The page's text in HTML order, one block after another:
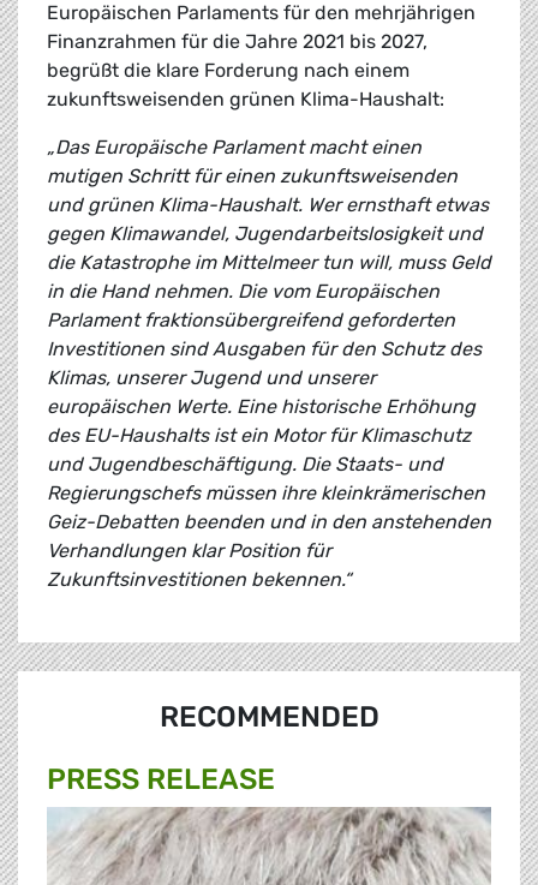
Europäischen Parlaments für den mehrjährigen
Finanzrahmen für die Jahre 2021 bis 2027,
begrüßt die klare Forderung nach einem
zukunftsweisenden grünen Klima-Haushalt:
„Das Europäische Parlament macht einen
mutigen Schritt für einen zukunftsweisenden
und grünen Klima-Haushalt. Wer ernsthaft etwas
gegen Klimawandel, Jugendarbeitslosigkeit und
die Katastrophe im Mittelmeer tun will, muss Geld
in die Hand nehmen. Die vom Europäischen
Parlament fraktionsübergreifend geforderten
Investitionen sind Ausgaben für den Schutz des
Klimas, unserer Jugend und unserer
europäischen Werte. Eine historische Erhöhung
des EU-Haushalts ist ein Motor für Klimaschutz
und Jugendbeschäftigung. Die Staats- und
Regierungschefs müssen ihre kleinkrämerischen
Geiz-Debatten beenden und in den anstehenden
Verhandlungen klar Position für
Zukunftsinvestitionen bekennen.“
RECOMMENDED
PRESS RELEASE